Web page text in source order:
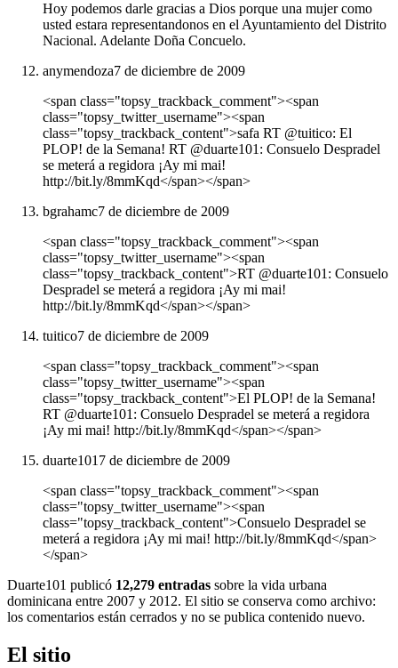
Hoy podemos darle gracias a Dios porque una mujer como
usted estara representandonos en el Ayuntamiento del Distrito
Nacional. Adelante Doña Concuelo.
anymendoza7 de diciembre de 2009
<span class="topsy_trackback_comment"><span
class="topsy_twitter_username"><span
class="topsy_trackback_content">safa RT @tuitico: El
PLOP! de la Semana! RT @duarte101: Consuelo Despradel
se meterá a regidora ¡Ay mi mai!
http://bit.ly/8mmKqd</span></span>
bgrahamc7 de diciembre de 2009
<span class="topsy_trackback_comment"><span
class="topsy_twitter_username"><span
class="topsy_trackback_content">RT @duarte101: Consuelo
Despradel se meterá a regidora ¡Ay mi mai!
http://bit.ly/8mmKqd</span></span>
tuitico7 de diciembre de 2009
<span class="topsy_trackback_comment"><span
class="topsy_twitter_username"><span
class="topsy_trackback_content">El PLOP! de la Semana!
RT @duarte101: Consuelo Despradel se meterá a regidora
¡Ay mi mai! http://bit.ly/8mmKqd</span></span>
duarte101 7 de diciembre de 2009
<span class="topsy_trackback_comment"><span
class="topsy_twitter_username"><span
class="topsy_trackback_content">Consuelo Despradel se
meterá a regidora ¡Ay mi mai! http://bit.ly/8mmKqd</span>
</span>
Duarte101 publicó 12,279 entradas sobre la vida urbana
dominicana entre 2007 y 2012. El sitio se conserva como archivo:
los comentarios están cerrados y no se publica contenido nuevo.
El sitio